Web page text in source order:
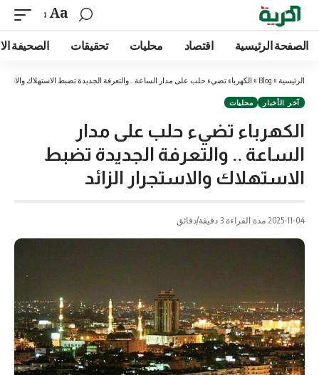
Aa
الصفحة الرئيسية اقتصاد محليات تحقيقات الصحيفة
الرئيسية »
Blog
» الكهرباء تضيء حلب على مدار الساعة .. والتعرفة الجديدة تضبط الاستهلاك
آخر الأخبار محليات
الكهرباء تضيء حلب على مدار
الساعة .. والتعرفة الجديدة تضبط
الاستهلاك والاستجرار الزائد
2025-11-04 مدة القراءة 3 دقيقة/دقائق